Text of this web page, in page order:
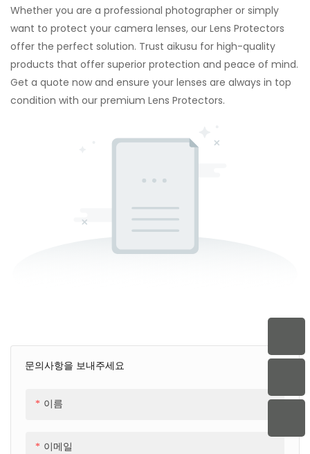
Whether you are a professional photographer or simply
want to protect your camera lenses, our Lens Protectors
offer the perfect solution. Trust aikusu for high-quality
products that offer superior protection and peace of mind.
Get a quote now and ensure your lenses are always in top
condition with our premium Lens Protectors.
문의사항을 보내주세요
이름
이메일